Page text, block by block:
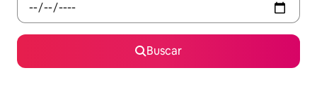
Buscar